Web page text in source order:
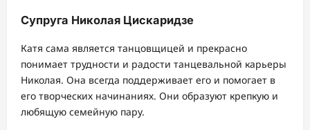
Супруга Николая Цискаридзе
Катя сама является танцовщицей и прекрасно
понимает трудности и радости танцевальной карьеры
Николая. Она всегда поддерживает его и помогает в
его творческих начинаниях. Они образуют крепкую и
любящую семейную пару.